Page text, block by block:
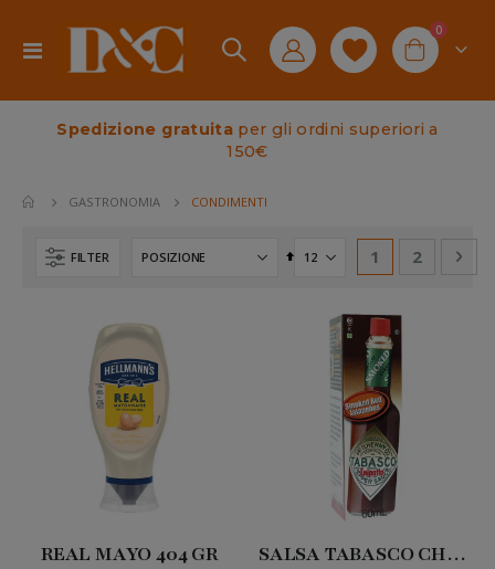
Toggle
Cart
0elementi
Spedizione gratuita per gli ordini superiori a
150€
GASTRONOMIA CONDIMENTI
FILTER
Imposta
decrescente
Pagina
Attualmente
1 Pagina
2
REAL MAYO 404 GR SALSA TABASCO CHIPOTLE 60 ML